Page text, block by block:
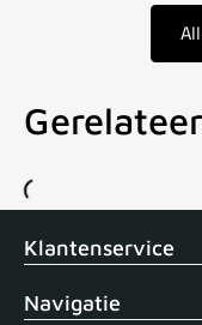
Voor 15uur besteld,
Klantenservice
Navigatie